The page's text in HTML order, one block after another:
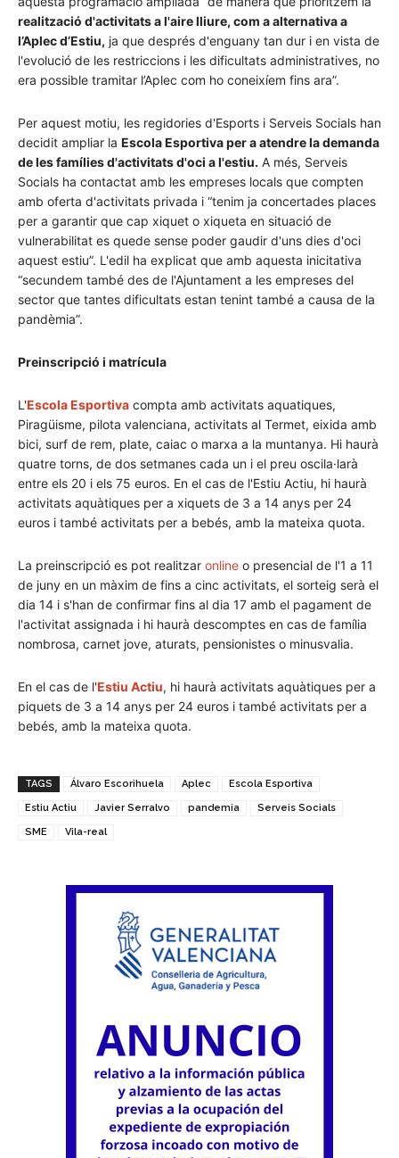
realització d'activitats a l'aire lliure, com a alternativa a
l’Aplec d’Estiu, ja que després d'enguany tan dur i en vista de
l'evolució de les restriccions i les dificultats administratives, no
era possible tramitar l’Aplec com ho coneixíem fins ara”.
Per aquest motiu, les regidories d'Esports i Serveis Socials han
decidit ampliar la Escola Esportiva per a atendre la demanda
de les famílies d'activitats d'oci a l'estiu. A més, Serveis
Socials ha contactat amb les empreses locals que compten
amb oferta d'activitats privada i “tenim ja concertades places
per a garantir que cap xiquet o xiqueta en situació de
vulnerabilitat es quede sense poder gaudir d'uns dies d'oci
aquest estiu”. L'edil ha explicat que amb aquesta inicitativa
“secundem també des de l'Ajuntament a les empreses del
sector que tantes dificultats estan tenint també a causa de la
pandèmia”.
Preinscripció i matrícula
L'Escola Esportiva compta amb activitats aquatiques,
Piragüisme, pilota valenciana, activitats al Termet, eixida amb
bici, surf de rem, plate, caiac o marxa a la muntanya. Hi haurà
quatre torns, de dos setmanes cada un i el preu oscila·larà
entre els 20 i els 75 euros. En el cas de l'Estiu Actiu, hi haurà
activitats aquàtiques per a xiquets de 3 a 14 anys per 24
euros i també activitats per a bebés, amb la mateixa quota.
La preinscripció es pot realitzar online o presencial de l'1 a 11
de juny en un màxim de fins a cinc activitats, el sorteig serà el
dia 14 i s'han de confirmar fins al dia 17 amb el pagament de
l'activitat assignada i hi haurà descomptes en cas de família
nombrosa, carnet jove, aturats, pensionistes o minusvalia.
En el cas de l'Estiu Actiu, hi haurà activitats aquàtiques per a
piquets de 3 a 14 anys per 24 euros i també activitats per a
bebés, amb la mateixa quota.
TAGS Álvaro Escorihuela Aplec Escola Esportiva
Estiu Actiu Javier Serralvo pandemia Serveis Socials
SME Vila-real